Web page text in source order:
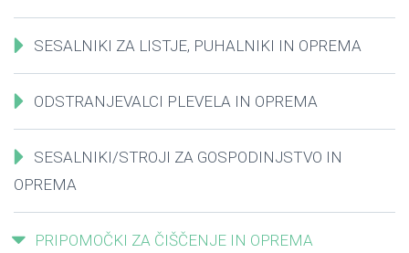
SESALNIKI ZA LISTJE, PUHALNIKI IN OPREMA
ODSTRANJEVALCI PLEVELA IN OPREMA
SESALNIKI/STROJI ZA GOSPODINJSTVO IN
OPREMA
PRIPOMOČKI ZA ČIŠČENJE IN OPREMA